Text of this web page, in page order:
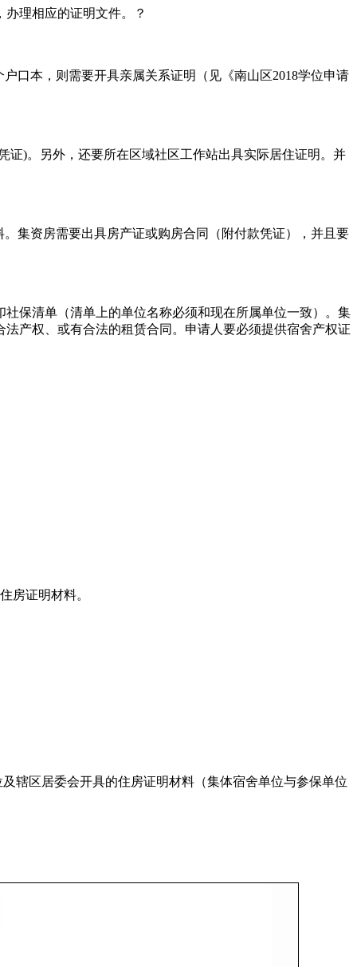
理相应的证明文件。？
本，则需要开具亲属关系证明（见《南山区2018学位申请
)。另外，还要所在区域社区工作站出具实际居住证明。并
资房需要出具房产证或购房合同（附付款凭证），并且要
保清单（清单上的单位名称必须和现在所属单位一致）。集
产权、或有合法的租赁合同。申请人要必须提供宿舍产权证
房证明材料。
区居委会开具的住房证明材料（集体宿舍单位与参保单位